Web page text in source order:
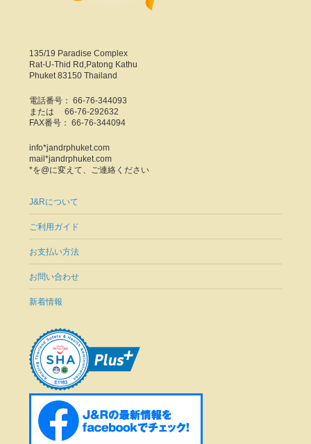
135/19 Paradise Complex
Rat-U-Thid Rd,Patong Kathu
Phuket 83150 Thailand
電話番号： 66-76-344093
または 66-76-292632
FAX番号： 66-76-344094
info*jandrphuket.com
mail*jandrphuket.com
*を@に変えて、ご連絡ください
J&Rについて
ご利用ガイド
お支払い方法
お問い合わせ
新着情報